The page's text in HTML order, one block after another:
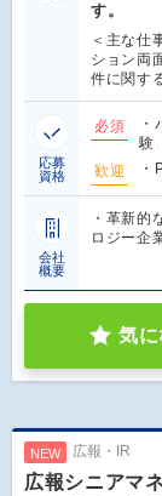
す。
＜主な仕
ション両
件に関す
応募
資格
必須
験
歓迎
会社
概要
・革新的
ロジー企
気に
NEW 広報・IR
広報シニアマ